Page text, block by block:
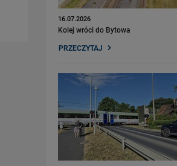
16.07.2026
Kolej wróci do Bytowa
PRZECZYTAJ